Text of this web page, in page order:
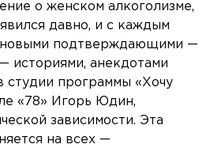
о женском алкоголизме,
давно, и с каждым
новыми подтверждающими —
историями, анекдотами
студии программы «Хочу
«78» Игорь Юдин,
зависимости. Эта
на всех —